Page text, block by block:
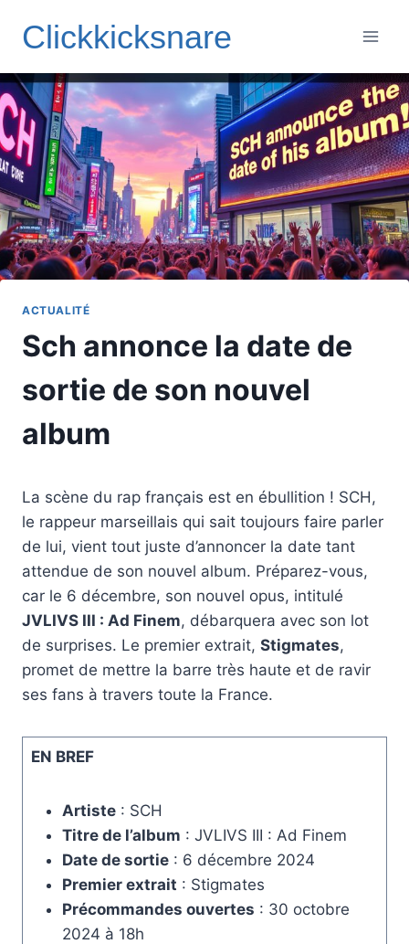
Clickkicksnare
ACTUALITÉ
Sch annonce la date de
sortie de son nouvel
album
La scène du rap français est en ébullition ! SCH,
le rappeur marseillais qui sait toujours faire parler
de lui, vient tout juste d’annoncer la date tant
attendue de son nouvel album. Préparez-vous,
car le 6 décembre, son nouvel opus, intitulé
JVLIVS III : Ad Finem, débarquera avec son lot
de surprises. Le premier extrait, Stigmates,
promet de mettre la barre très haute et de ravir
ses fans à travers toute la France.
EN BREF
Artiste: SCH
Titre de l’album : JVLIVS III : Ad Finem
Date de sortie: 6 décembre 2024
Premier extrait : Stigmates
Précommandes ouvertes : 30 octobre
2024 à 18h